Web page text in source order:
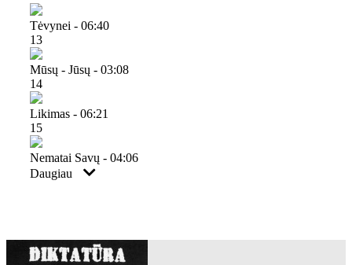
Tėvynei - 06:40
13
Mūsų - Jūsų - 03:08
14
Likimas - 06:21
15
Nematai Savų - 04:06
Daugiau